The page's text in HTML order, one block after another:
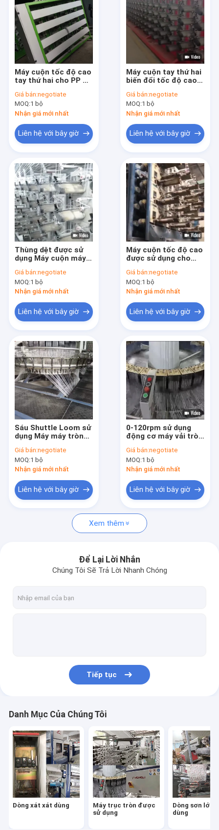
Sản phẩm
video
Về chúng tôi
Chuyến tham quan nhà máy
Tin tức
Các vụ án
Máy trục tròn được sử dụng
Dòng sơn lớp phủ ép dùng
Máy cuộn sử dụng
Máy cuộn tốc độ cao
tay thứ hai cho PP PE
nhựa
Giá bán:negotiate
MOQ:1 bộ
Nhận giá mới nhất
Liên hệ với bây giờ
Máy cuộn tay thứ hai
biến đổi tốc độ cao
Giá bán:negotiate
MOQ:1 bộ
Nhận giá mới nhất
Liên hệ với bây giờ
Thùng dệt được sử
dụng Máy cuộn máy
cao 1-15m/min
Giá bán:negotiate
MOQ:1 bộ
Nhận giá mới nhất
Liên hệ với bây giờ
Máy cuộn tốc độ cao
được sử dụng cho
kéo dài sợi
Giá bán:negotiate
MOQ:1 bộ
Nhận giá mới nhất
Liên hệ với bây giờ
Sáu Shuttle Loom sử
dụng Máy máy tròn
Giá bán:negotiate
MOQ:1 bộ
Nhận giá mới nhất
Liên hệ với bây giờ
0-120rpm sử dụng
động cơ máy vải tròn
trong cho túi dệt
Giá bán:negotiate
MOQ:1 bộ
Nhận giá mới nhất
Liên hệ với bây giờ
Xem thêm
Để Lại Lời Nhắn
Chúng Tôi Sẽ Trả Lời Nhanh Chóng
Tiếp tục
Danh Mục Của Chúng Tôi
Dòng xát xát dùng
Máy trục tròn được
sử dụng
Dòng sơn lớp
dùng